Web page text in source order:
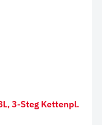
3-Steg Kettenpl.